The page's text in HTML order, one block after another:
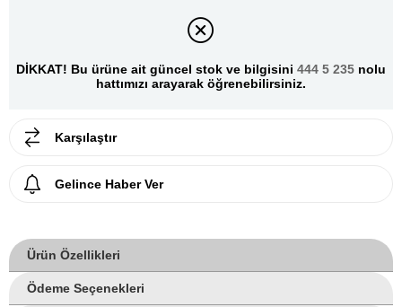
DİKKAT! Bu ürüne ait güncel stok ve bilgisini 444 5 235 nolu
hattımızı arayarak öğrenebilirsiniz.
Karşılaştır
Gelince Haber Ver
Ürün Özellikleri
Ödeme Seçenekleri